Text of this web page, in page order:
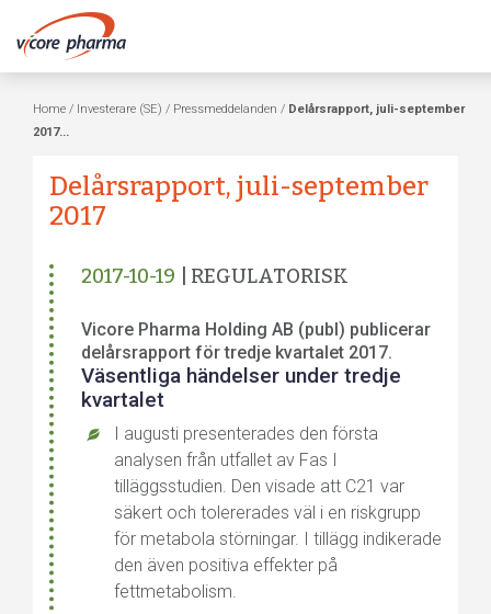
Home / Investerare (SE) / Pressmeddelanden / Delårsrapport, juli-september
2017...
Delårsrapport, juli-september
2017
2017-10-19 | REGULATORISK
Vicore Pharma Holding AB (publ) publicerar
delårsrapport för tredje kvartalet 2017.
Väsentliga händelser under tredje
kvartalet
I augusti presenterades den första
analysen från utfallet av Fas I
tilläggsstudien. Den visade att C21 var
säkert och tolererades väl i en riskgrupp
för metabola störningar. I tillägg indikerade
den även positiva effekter på
fettmetabolism.